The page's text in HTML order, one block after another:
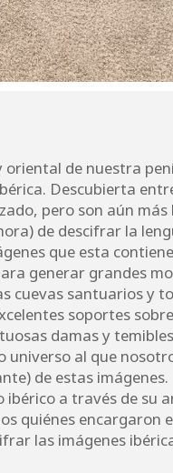
oriental de nuestra
Descubierta
pero son aún
de descifrar la
que esta
generar grandes
cuevas santuarios y
soportes
damas y
universo al que
de estas imágenes.
ibérico a través de su
quiénes encargaron
las imágenes